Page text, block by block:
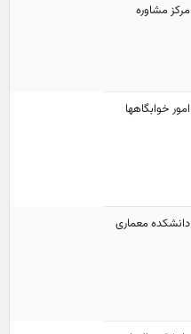
مرکز مشاوره
امور خوابگاهها
دانشکده معماری